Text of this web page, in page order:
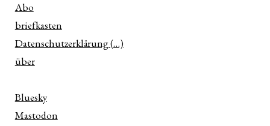
Abo
briefkasten
Datenschutzerklärung (…)
über
Bluesky
Mastodon